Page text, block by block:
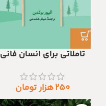
تاملاتی برای انسان فانی
۲۵۰هزار تومان